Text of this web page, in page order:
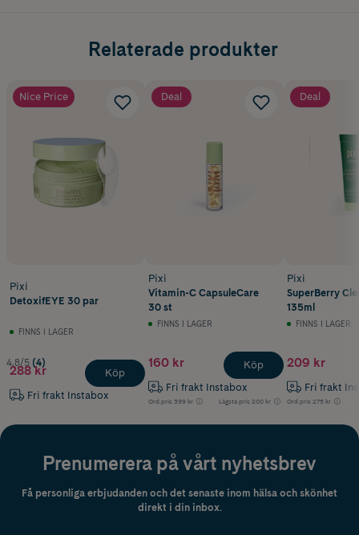
Relaterade produkter
Nice Price
Pixi
DetoxifEYE 30 par
FINNS I LAGER
4.8/5 (4)
288 kr
Fri frakt Instabox
Köp
Deal
Pixi
Vitamin-C CapsuleCare
30 st
FINNS I LAGER
160 kr
Fri frakt Instabox
Ord.pris 399 kr Lägsta pris 200 kr
Köp
Deal
Pixi
SuperBerry
135ml
FINNS I LAGER
209 kr
Fri frakt
Ord.pris 275 kr
Prenumerera på vårt nyhetsbrev
Få personliga erbjudanden och det senaste inom hälsa och skönhet
direkt i din inbox.